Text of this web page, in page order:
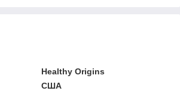
Healthy Origins
США